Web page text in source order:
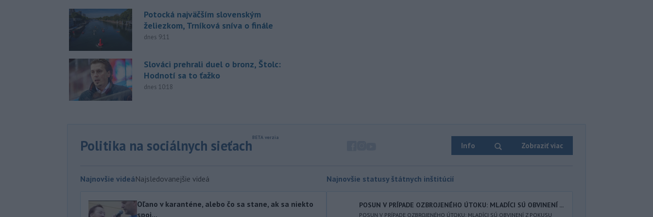
Potocká najväčším slovenským
želiezkom, Trníková sníva o finále
dnes 9:11
Slováci prehrali duel o bronz, Štolc:
Hodnotí sa to ťažko
dnes 10:18
sa rozšírila do ďalších častí jeho tela,
britskú stanicu BBC.
Politika na sociálnych sieťach Info Zobraziť viac
Najnovšie videáNajsledovanejšie videá
Oľano v karanténe, alebo čo sa stane, ak sa niekto
spoj...
Najnovšie statusy štátnych inštitúcií
POSUN V PRÍPADE OZBROJENÉHO ÚTOKU: MLADÍCI SÚ OBVINENÍ ...
POSUN V PRÍPADE OZBROJENÉHO ÚTOKU: MLADÍCI SÚ OBVINENÍ Z POKUSU